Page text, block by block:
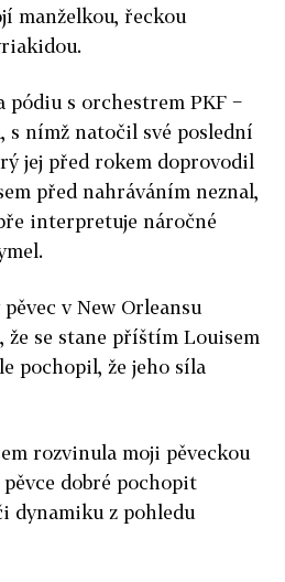
manželkou, řeckou
pódiu s orchestrem PKF −
s nímž natočil své poslední
jej před rokem doprovodil
před nahráváním neznal,
interpretuje náročné
v New Orleansu
že se stane příštím Louisem
pochopil, že jeho síla
rozvinula moji pěveckou
dobré pochopit
dynamiku z pohledu